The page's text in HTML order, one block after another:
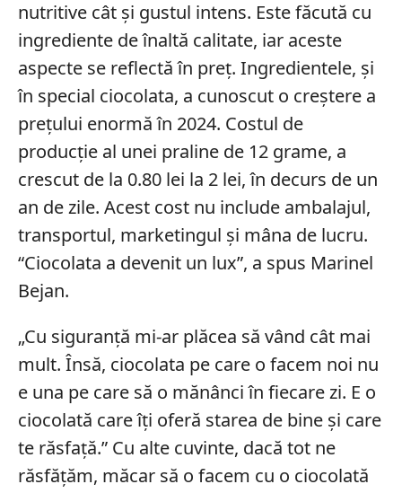
nutritive cât și gustul intens. Este făcută cu
ingrediente de înaltă calitate, iar aceste
aspecte se reflectă în preț. Ingredientele, și
în special ciocolata, a cunoscut o creștere a
prețului enormă în 2024. Costul de
producție al unei praline de 12 grame, a
crescut de la 0.80 lei la 2 lei, în decurs de un
an de zile. Acest cost nu include ambalajul,
transportul, marketingul și mâna de lucru.
“Ciocolata a devenit un lux”, a spus Marinel
Bejan.
„Cu siguranță mi-ar plăcea să vând cât mai
mult. Însă, ciocolata pe care o facem noi nu
e una pe care să o mănânci în fiecare zi. E o
ciocolată care îți oferă starea de bine și care
te răsfață.” Cu alte cuvinte, dacă tot ne
răsfățăm, măcar să o facem cu o ciocolată